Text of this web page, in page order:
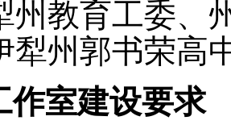
州教育工委、
犁州郭书荣高
作室建设要求